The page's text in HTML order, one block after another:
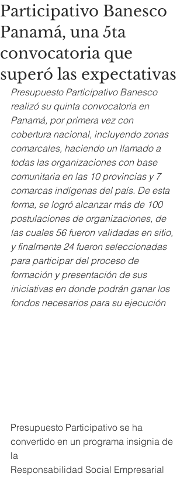
Participativo Banesco
Panamá, una 5ta
convocatoria que
superó las expectativas
Presupuesto Participativo Banesco
realizó su quinta convocatoria en
Panamá, por primera vez con
cobertura nacional, incluyendo zonas
comarcales, haciendo un llamado a
todas las organizaciones con base
comunitaria en las 10 provincias y 7
comarcas indígenas del país. De esta
forma, se logró alcanzar más de 100
postulaciones de organizaciones, de
las cuales 56 fueron validadas en sitio,
y finalmente 24 fueron seleccionadas
para participar del proceso de
formación y presentación de sus
iniciativas en donde podrán ganar los
fondos necesarios para su ejecución
Presupuesto Participativo se ha
convertido en un programa insignia de
la
Responsabilidad Social Empresarial